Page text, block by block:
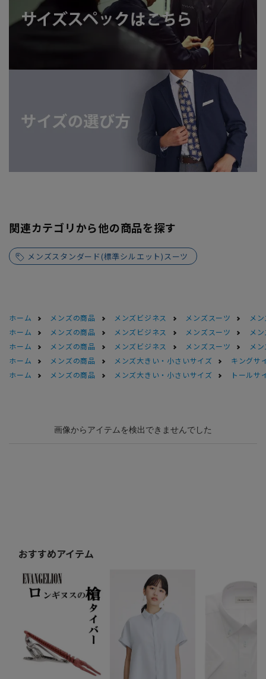
関連カテゴリから他の商品を探す
メンズスタンダード(標準シルエット)スーツ
ホーム メンズの商品 メンズビジネス メンズスーツ
メ
ホーム
メンズの商品 メンズビジネス メンズスーツ
メ
ホーム
メンズの商品 メンズビジネス メンズスーツ
メ
ホーム
メンズの商品 メンズ大きい・小さいサイズ
キングサ
ホーム
メンズの商品 メンズ大きい・小さいサイズ トールサ